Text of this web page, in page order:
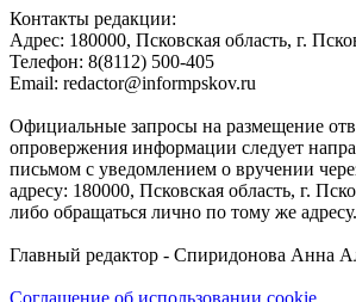
Контакты редакции:
Адреc: 180000, Псковская область, г.
Телефон: 8(8112) 500-405
Email: redactor@informpskov.ru
Официальные запросы на размещение
опровержения информации следует
письмом с уведомлением о вручении
адресу: 180000, Псковская область, г.
либо обращаться лично по тому же адресу.
Главный редактор - Спиридонова Анна
Соглашение об использовании cookie